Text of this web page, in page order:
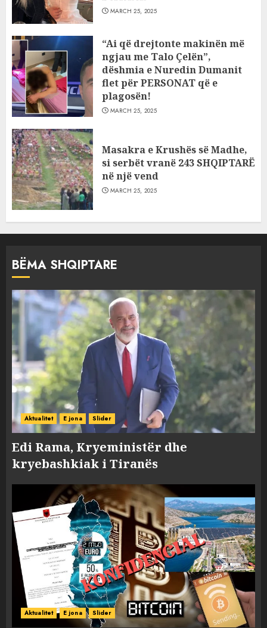
MARCH 25, 2025
“Ai që drejtonte makinën më
ngjau me Talo Çelën”,
dëshmia e Nuredin Dumanit
flet për PERSONAT që e
plagosën!
MARCH 25, 2025
Masakra e Krushës së Madhe,
si serbët vranë 243 SHQIPTARË
në një vend
MARCH 25, 2025
BËMA SHQIPTARE
Aktualitet E jona Slider
Edi Rama, Kryeministër dhe
kryebashkiak i Tiranës
Aktualitet E jona Slider